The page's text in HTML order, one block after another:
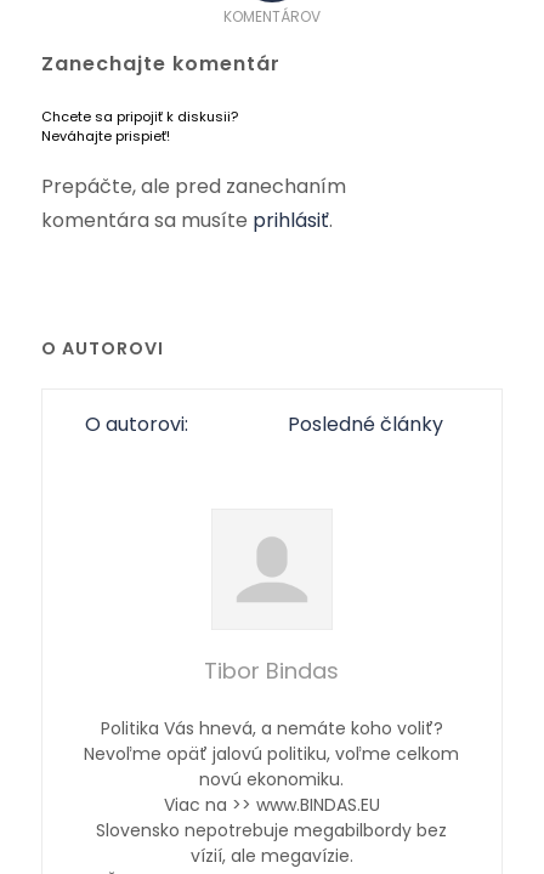
KOMENTÁROV
Zanechajte komentár
Chcete sa pripojiť k diskusii?
Neváhajte prispieť!
Prepáčte, ale pred zanechaním
komentára sa musíte prihlásiť.
O AUTOROVI
O autorovi: Posledné články
Tibor Bindas
Politika Vás hnevá, a nemáte koho voliť?
Nevoľme opäť jalovú politiku, voľme celkom
novú ekonomiku.
Viac na >> www.BINDAS.EU
Slovensko nepotrebuje megabilbordy bez
vízií, ale megavízie.